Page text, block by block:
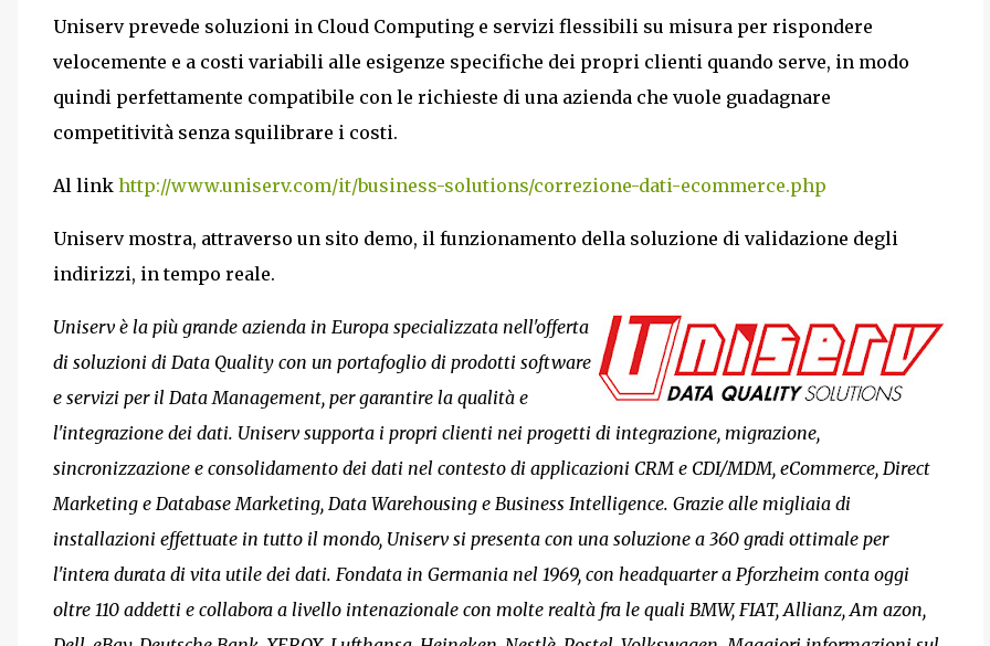
Uniserv prevede soluzioni in Cloud Computing e servizi flessibili su misura per rispondere
velocemente e a costi variabili alle esigenze specifiche dei propri clienti quando serve, in modo
quindi perfettamente compatibile con le richieste di una azienda che vuole guadagnare
competitività senza squilibrare i costi.
Al link http://www.uniserv.com/it/business-solutions/correzione-dati-ecommerce.php
Uniserv mostra, attraverso un sito demo, il funzionamento della soluzione di validazione degli
indirizzi, in tempo reale.
Uniserv è la più grande azienda in Europa specializzata nell'offerta
di soluzioni di Data Quality con un portafoglio di prodotti software
e servizi per il Data Management, per garantire la qualità e
l'integrazione dei dati. Uniserv supporta i propri clienti nei progetti di integrazione, migrazione,
sincronizzazione e consolidamento dei dati nel contesto di applicazioni CRM e CDI/MDM, eCommerce, Direct
Marketing e Database Marketing, Data Warehousing e Business Intelligence. Grazie alle migliaia di
installazioni effettuate in tutto il mondo, Uniserv si presenta con una soluzione a 360 gradi ottimale per
l'intera durata di vita utile dei dati. Fondata in Germania nel 1969, con headquarter a Pforzheim conta oggi
oltre 110 addetti e collabora a livello intenazionale con molte realtà fra le quali BMW, FIAT, Allianz, Am azon,